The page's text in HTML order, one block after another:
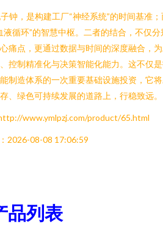
钟，是构建工厂“神经系统”的时间基准；
循环”的智慧中枢。二者的结合，不仅分
痛点，更通过数据与时间的深度融合，
控制精准化与决策智能化能力。这不仅
制造体系的一次重要基础设施投资，它
、绿色可持续发展的道路上，行稳致远。
www.ymlpzj.com/product/65.html
2026-08-08 17:06:59
品列表